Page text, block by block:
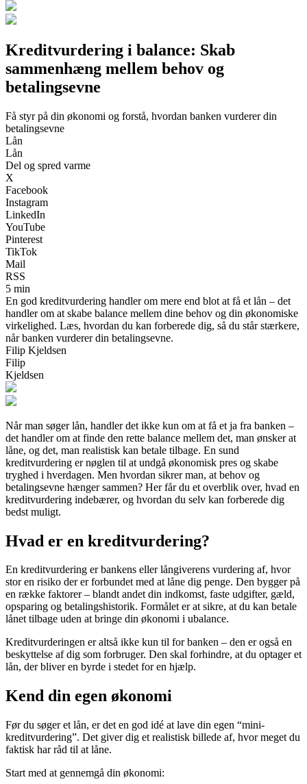
Kreditvurdering i balance: Skab
sammenhæng mellem behov og
betalingsevne
Få styr på din økonomi og forstå, hvordan banken vurderer din
betalingsevne
Lån
Lån
Del og spred varme
X
Facebook
Instagram
LinkedIn
YouTube
Pinterest
TikTok
Mail
RSS
5 min
En god kreditvurdering handler om mere end blot at få et lån – det
handler om at skabe balance mellem dine behov og din økonomiske
virkelighed. Læs, hvordan du kan forberede dig, så du står stærkere,
når banken vurderer din betalingsevne.
Filip Kjeldsen
Filip
Kjeldsen
Når man søger lån, handler det ikke kun om at få et ja fra banken –
det handler om at finde den rette balance mellem det, man ønsker at
låne, og det, man realistisk kan betale tilbage. En sund
kreditvurdering er nøglen til at undgå økonomisk pres og skabe
tryghed i hverdagen. Men hvordan sikrer man, at behov og
betalingsevne hænger sammen? Her får du et overblik over, hvad en
kreditvurdering indebærer, og hvordan du selv kan forberede dig
bedst muligt.
Hvad er en kreditvurdering?
En kreditvurdering er bankens eller långiverens vurdering af, hvor
stor en risiko der er forbundet med at låne dig penge. Den bygger på
en række faktorer – blandt andet din indkomst, faste udgifter, gæld,
opsparing og betalingshistorik. Formålet er at sikre, at du kan betale
lånet tilbage uden at bringe din økonomi i ubalance.
Kreditvurderingen er altså ikke kun til for banken – den er også en
beskyttelse af dig som forbruger. Den skal forhindre, at du optager et
lån, der bliver en byrde i stedet for en hjælp.
Kend din egen økonomi
Før du søger et lån, er det en god idé at lave din egen “mini-
kreditvurdering”. Det giver dig et realistisk billede af, hvor meget du
faktisk har råd til at låne.
Start med at gennemgå din økonomi: